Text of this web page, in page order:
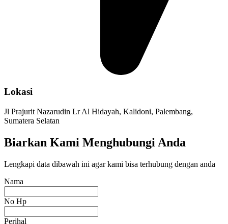
Lokasi
Jl Prajurit Nazarudin Lr Al Hidayah, Kalidoni, Palembang,
Sumatera Selatan
Biarkan Kami Menghubungi Anda
Lengkapi data dibawah ini agar kami bisa terhubung dengan anda
Nama
No Hp
Perihal